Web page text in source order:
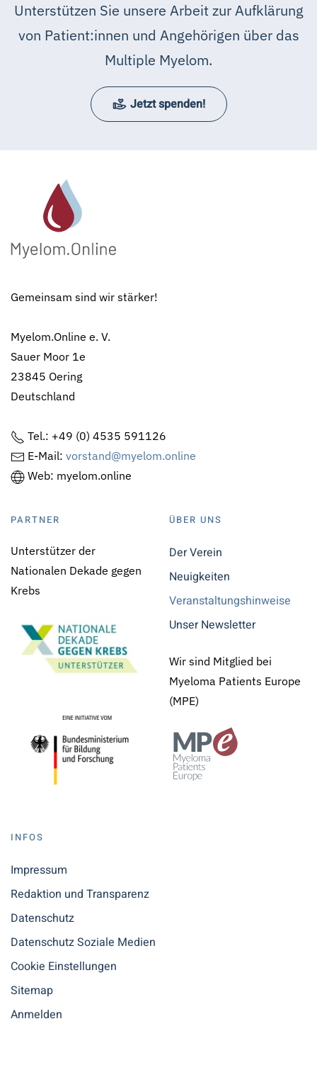
Unterstützen Sie unsere Arbeit zur Aufklärung
von Patient:innen und Angehörigen über das
Multiple Myelom.
Jetzt spenden!
Gemeinsam sind wir stärker!
Myelom.Online e. V.
Sauer Moor 1e
23845 Oering
Deutschland
Tel.: +49 (0) 4535 591126
E-Mail: vorstand@myelom.online
Web: myelom.online
PARTNER
Unterstützer der
Nationalen Dekade gegen
Krebs
ÜBER UNS
Der Verein
Neuigkeiten
Veranstaltungshinweise
Unser Newsletter
Wir sind Mitglied bei
Myeloma Patients Europe
(MPE)
INFOS
Impressum
Redaktion und Transparenz
Datenschutz
Datenschutz Soziale Medien
Cookie Einstellungen
Sitemap
Anmelden